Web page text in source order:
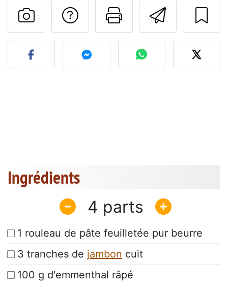
Imprimer
Poser une
Publier votre photo de
Ingrédients
4
1 rouleau de pâte feuilletée pur beurre
3 tranches de jambon cuit
100 g d'emmenthal râpé